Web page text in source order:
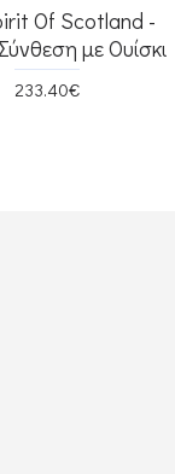
Of Scotland -
με Ουίσκι
233.40€